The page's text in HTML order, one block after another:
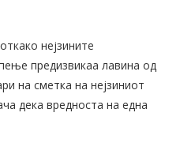
нејзините
предизвикаа лавина од
на сметка на нејзиниот
дека вредноста на една